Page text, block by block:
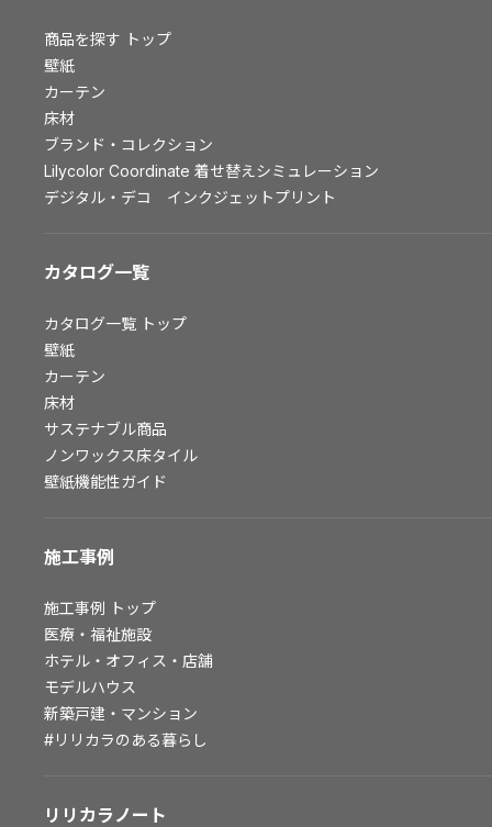
お客様サポート トップ
資料ダウンロード
画像ダウンロード
動画一覧
お手入れ便利帳
お役立ち資料
お問い合わせ（一般のお客様）
よくあるご質問
非住宅案件に関するお問い合わせ
事業紹介
スペースソリューション事業
ファシリティソリューション事業
不動産投資開発事業
会社情報
採用情報
商品を探す トップ
壁紙
カーテン
床材
ブランド・コレクション
Lilycolor Coordinate 着せ替えシミュレーション
デジタル・デコ インクジェットプリント
カタログ一覧
カタログ一覧 トップ
壁紙
カーテン
床材
サステナブル商品
ノンワックス床タイル
壁紙機能性ガイド
施工事例
施工事例 トップ
医療・福祉施設
ホテル・オフィス・店舗
モデルハウス
新築戸建・マンション
#リリカラのある暮らし
リリカラノート